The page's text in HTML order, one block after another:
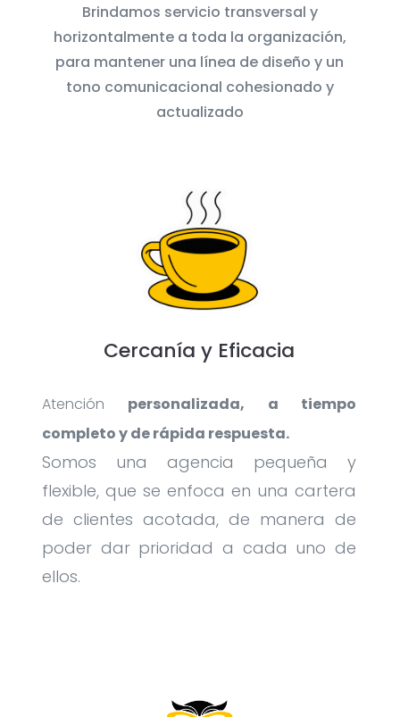
Brindamos servicio transversal y
horizontalmente a toda la organización,
para mantener una línea de diseño y un
tono comunicacional cohesionado y
actualizado
Cercanía y Eficacia
Atención personalizada, a tiempo
completo y de rápida respuesta.
Somos una agencia pequeña y
flexible, que se enfoca en una cartera
de clientes acotada, de manera de
poder dar prioridad a cada uno de
ellos.